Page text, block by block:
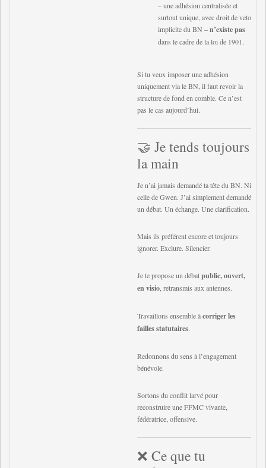
– une adhésion centralisée et
surtout unique, avec droit de veto
implicite du BN –n’existe pas
dans le cadre de la loi de 1901.
Si tu veux imposer une adhésion
uniquement via le BN, il faut revoir la
structure de fond en comble. Ce n’est
pas le cas aujourd’hui.
🤝 Je tends toujours
la main
Je n’ai jamais demandé ta tête du BN. Ni
celle de Gwen. J’ai simplement demandé
un débat. Un échange. Une clarification.
Mais ils préférent encore et toujours
ignorer. Exclure. Silencier.
Je te propose un débatpublic, ouvert,
en visio , retransmis aux antennes.
Travaillons ensemble àcorriger les
failles statutaires.
Redonnons du sens à l’engagement
bénévole.
Sortons du conflit larvé pour
reconstruire une FFMC vivante,
fédératrice, offensive.
❌ Ce que tu